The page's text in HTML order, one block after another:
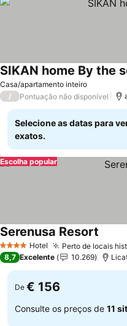
Casa/apartamento inteiro
SIKAN home By the
/ Pontuação não disponível
Selecione as datas para
exatos.
Escolha popular
4 EstrelasHotel Perto de locais
Serenusa Resort
8,7 Excelente 10.269
De € 156
Consulte os preços de 11